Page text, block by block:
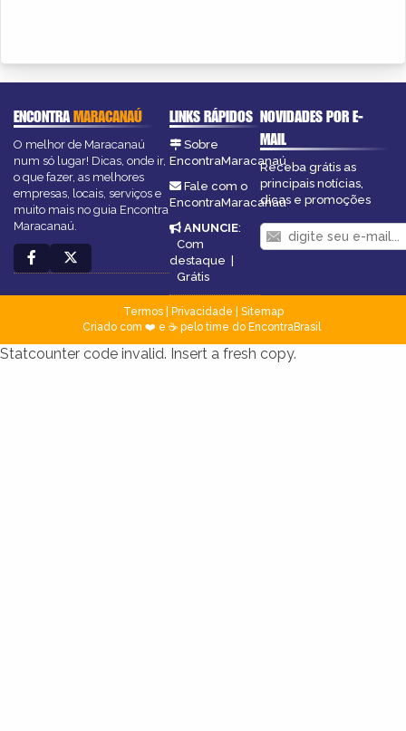
ENCONTRAMARACANAÚ
O melhor de Maracanaú
num só lugar! Dicas, onde ir,
o que fazer, as melhores
empresas, locais, serviços e
muito mais no guia Encontra
Maracanaú.
LINKS RÁPIDOS
Sobre
EncontraMaracanaú
Fale com o
EncontraMaracanaú
ANUNCIE:
Com
destaque |
Grátis
NOVIDADES POR E-
MAIL
Receba grátis as
principais notícias,
dicas e promoções
Termos| Privacidade
Sitemap
Criado com ❤️ e ☕ pelo time do EncontraBrasil
Statcounter code invalid. Insert a fresh copy.